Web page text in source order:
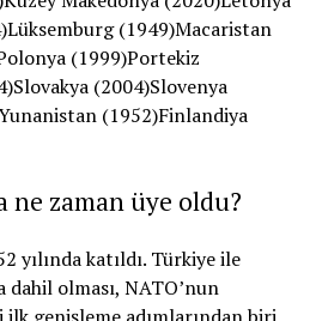
ne zaman üye oldu?
yılında katıldı. Türkiye ile
olması, NATO’nun